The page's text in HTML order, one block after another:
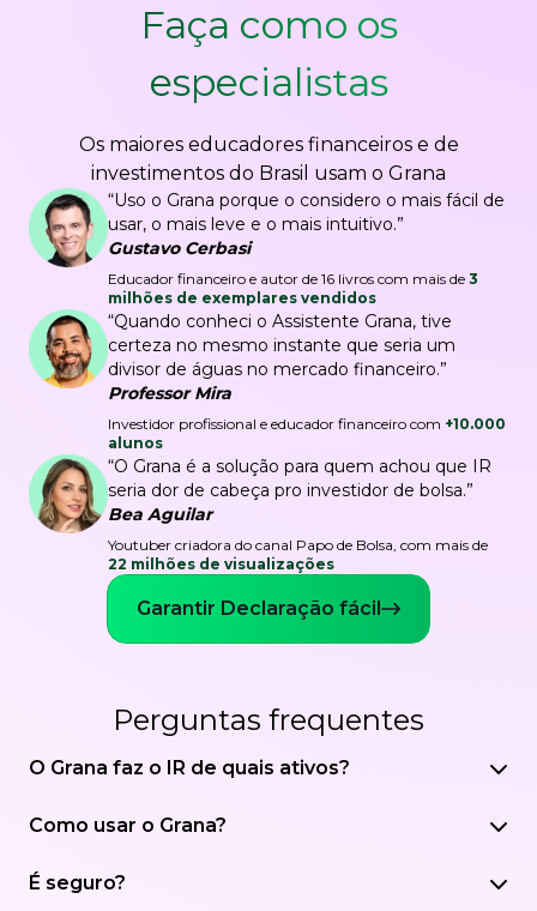
Faça como os
especialistas
Os maiores educadores financeiros e de
investimentos do Brasil usam o Grana
“Uso o Grana porque o considero o mais fácil de
usar, o mais leve e o mais intuitivo.”
Gustavo Cerbasi
Educador financeiro e autor de 16 livros com mais de 3
milhões de exemplares vendidos
“Quando conheci o Assistente Grana, tive
certeza no mesmo instante que seria um
divisor de águas no mercado financeiro.”
Professor Mira
Investidor profissional e educador financeiro com +10.000
alunos
“O Grana é a solução para quem achou que IR
seria dor de cabeça pro investidor de bolsa.”
Bea Aguilar
Youtuber criadora do canal Papo de Bolsa, com mais de
22 milhões de visualizações
Garantir Declaração fácil
Perguntas frequentes
O Grana faz o IR de quais ativos?
Como usar o Grana?
É seguro?